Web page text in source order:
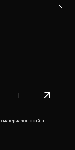
с сайта